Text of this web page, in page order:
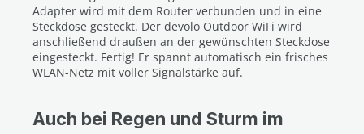
Adapter wird mit dem Router verbunden und in eine
Steckdose gesteckt. Der devolo Outdoor WiFi wird
anschließend draußen an der gewünschten Steckdose
eingesteckt. Fertig! Er spannt automatisch ein frisches
WLAN-Netz mit voller Signalstärke auf.
Auch bei Regen und Sturm im